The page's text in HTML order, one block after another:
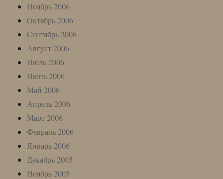
Ноябрь 2006
Октябрь 2006
Сентябрь 2006
Август 2006
Июль 2006
Июнь 2006
Май 2006
Апрель 2006
Март 2006
Февраль 2006
Январь 2006
Декабрь 2005
Ноябрь 2005